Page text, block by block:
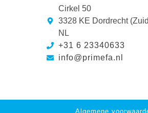
Cirkel 50
3328 KE Dordrecht
NL
+31 6 23340633
info@primefa.nl
Algemene